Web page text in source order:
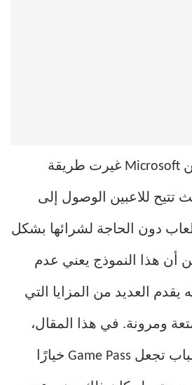
خدمة Game Pass من Microsoft غيرت طريقة
تتيح للاعبين الوصول إلى
دون الحاجة لشرائها بشكل
أن هذا النموذج يعني عدم
يقدم العديد من المزايا التي
ومرونة. في هذا المقال،
نستعرض خمسة أسباب تجعل Game Pass خيارًا